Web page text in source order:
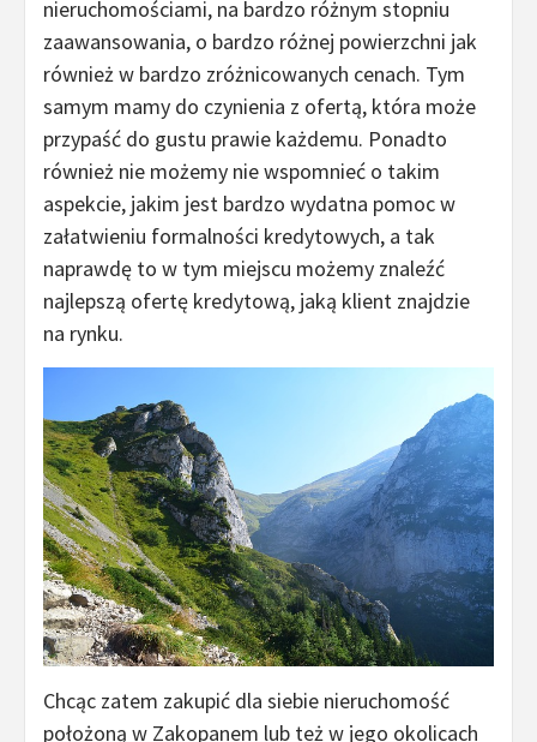
nieruchomościami, na bardzo różnym stopniu
zaawansowania, o bardzo różnej powierzchni jak
również w bardzo zróżnicowanych cenach. Tym
samym mamy do czynienia z ofertą, która może
przypaść do gustu prawie każdemu. Ponadto
również nie możemy nie wspomnieć o takim
aspekcie, jakim jest bardzo wydatna pomoc w
załatwieniu formalności kredytowych, a tak
naprawdę to w tym miejscu możemy znaleźć
najlepszą ofertę kredytową, jaką klient znajdzie
na rynku.
Chcąc zatem zakupić dla siebie nieruchomość
położoną w Zakopanem lub też w jego okolicach